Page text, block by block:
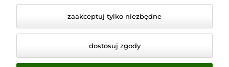
zaakceptuj tylko niezbędne
dostosuj zgody